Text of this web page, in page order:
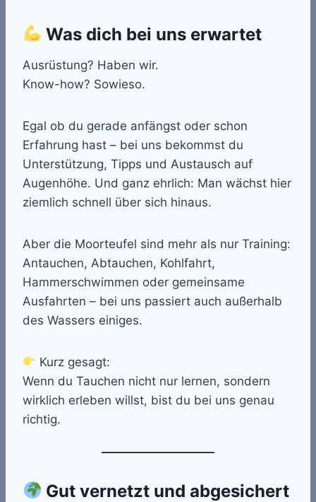
Was dich bei uns erwartet
Ausrüstung? Haben wir.
Know-how? Sowieso.
Egal ob du gerade anfängst oder schon
Erfahrung hast – bei uns bekommst du
Unterstützung, Tipps und Austausch auf
Augenhöhe. Und ganz ehrlich: Man wächst hier
ziemlich schnell über sich hinaus.
Aber die Moorteufel sind mehr als nur Training:
Antauchen, Abtauchen, Kohlfahrt,
Hammerschwimmen oder gemeinsame
Ausfahrten – bei uns passiert auch außerhalb
des Wassers einiges.
Kurz gesagt:
Wenn du Tauchen nicht nur lernen, sondern
wirklich erleben willst, bist du bei uns genau
richtig.
Gut vernetzt und abgesichert